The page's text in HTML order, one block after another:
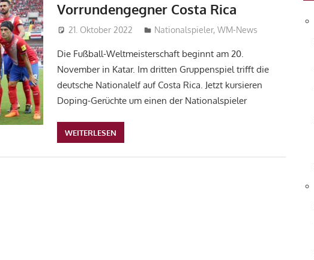
Vorrundengegner Costa Rica
21. Oktober 2022 DanielR
Nationalspieler,WM-News
Die Fußball-Weltmeisterschaft beginnt am 20.
November in Katar. Im dritten Gruppenspiel trifft die
deutsche Nationalelf auf Costa Rica. Jetzt kursieren
Doping-Gerüchte um einen der Nationalspieler
WEITERLESEN